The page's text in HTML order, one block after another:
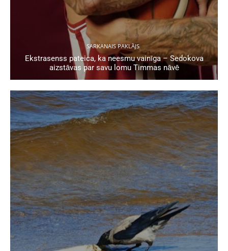
SARKANAIS PAKLĀJS
Ekstrasenss pateica, ka neesmu vainīga – Sedokova
aizstāvas par savu lomu Timmas nāvē